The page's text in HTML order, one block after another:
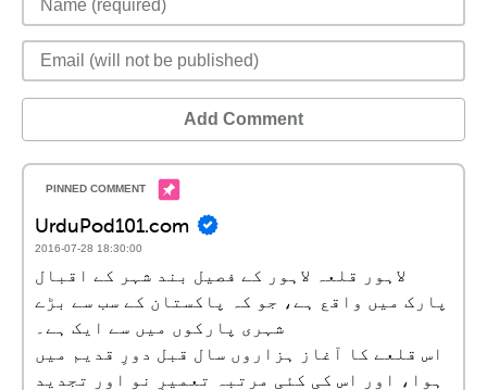
Add Comment
UrduPod101.com
2016-07-28 18:30:00
لاہور قلعہ لاہور کے فصیل بند شہر کے اقبال
پارک میں واقع ہے، جو کہ پاکستان کے سب سے بڑے
شہری پارکوں میں سے ایک ہے۔
اس قلعے کا آغاز ہزاروں سال قبل دورِ قدیم میں
ہوا، اور اس کی کئی مرتبہ تعمیرِ نو اور تجدید